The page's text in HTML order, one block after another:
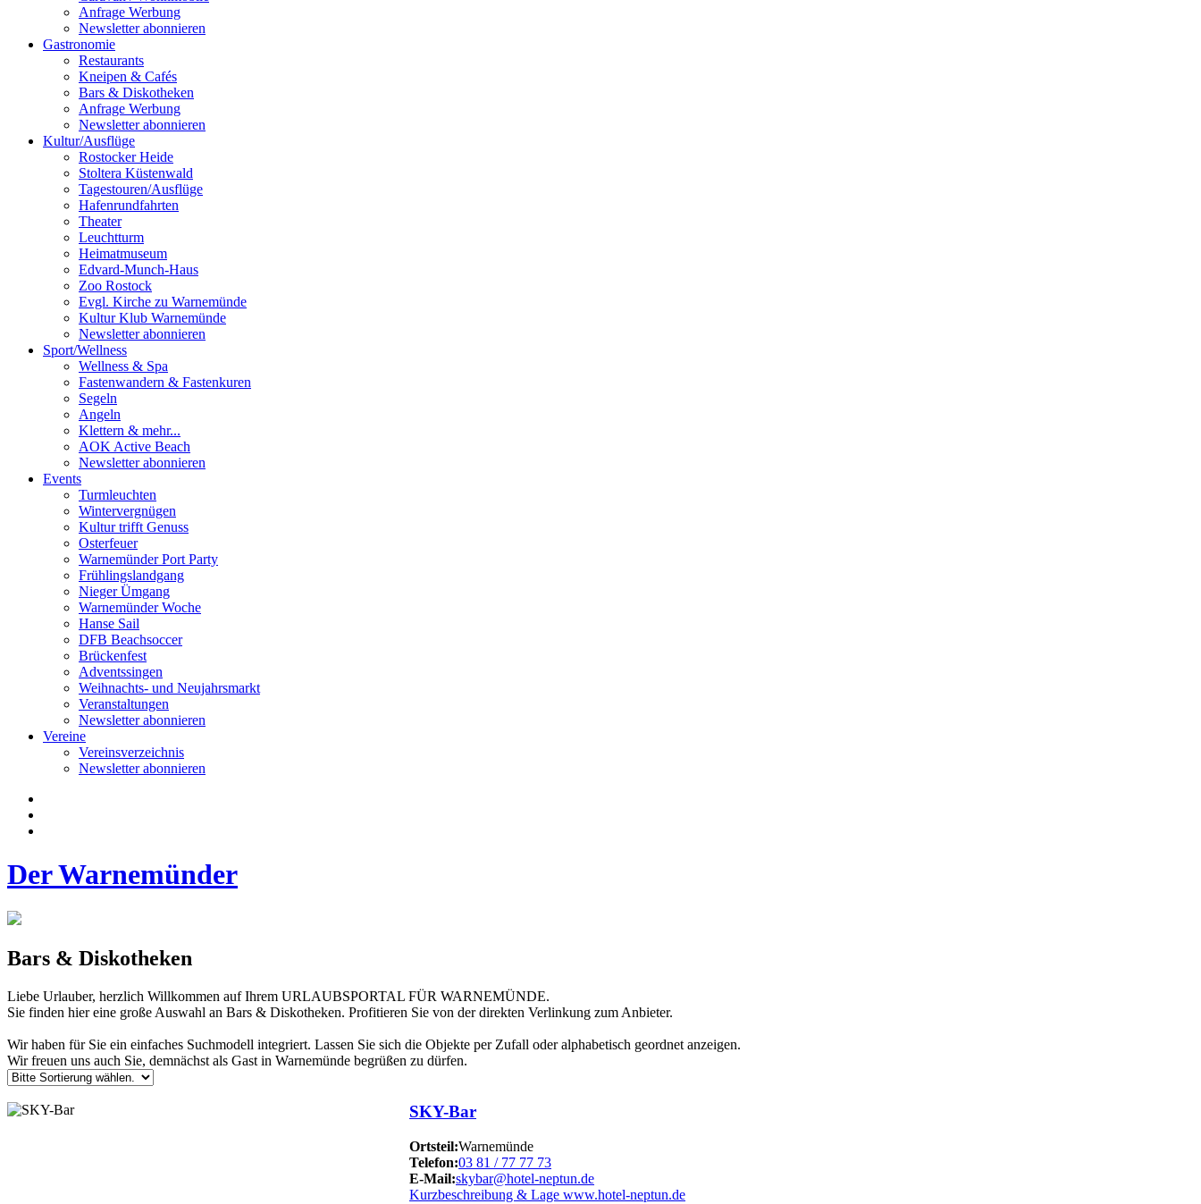
Anfrage Werbung
Newsletter abonnieren
Gastronomie
Restaurants
Kneipen & Cafés
Bars & Diskotheken
Anfrage Werbung
Newsletter abonnieren
Kultur/Ausflüge
Rostocker Heide
Stoltera Küstenwald
Tagestouren/Ausflüge
Hafenrundfahrten
Theater
Leuchtturm
Heimatmuseum
Edvard-Munch-Haus
Zoo Rostock
Evgl. Kirche zu Warnemünde
Kultur Klub Warnemünde
Newsletter abonnieren
Sport/Wellness
Wellness & Spa
Fastenwandern & Fastenkuren
Segeln
Angeln
Klettern & mehr...
AOK Active Beach
Newsletter abonnieren
Events
Turmleuchten
Wintervergnügen
Kultur trifft Genuss
Osterfeuer
Warnemünder Port Party
Frühlingslandgang
Nieger Ümgang
Warnemünder Woche
Hanse Sail
DFB Beachsoccer
Brückenfest
Adventssingen
Weihnachts- und Neujahrsmarkt
Veranstaltungen
Newsletter abonnieren
Vereine
Vereinsverzeichnis
Newsletter abonnieren
Der Warnemünder
Bars & Diskotheken
Liebe Urlauber, herzlich Willkommen auf Ihrem URLAUBSPORTAL FÜR WARNEMÜNDE.
Sie finden hier eine große Auswahl an Bars & Diskotheken. Profitieren Sie von der direkten Verlinkung zum Anbieter.
Wir haben für Sie ein einfaches Suchmodell integriert. Lassen Sie sich die Objekte per Zufall oder alphabetisch geordnet anzeigen.
Wir freuen uns auch Sie, demnächst als Gast in Warnemünde begrüßen zu dürfen.
SKY-Bar
Ortsteil:Warnemünde
Telefon:03 81 / 77 77 73
E-Mail:skybar@hotel-neptun.de
Kurzbeschreibung & Lage www.hotel-neptun.de